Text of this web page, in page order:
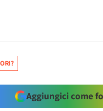
Aggiungici come